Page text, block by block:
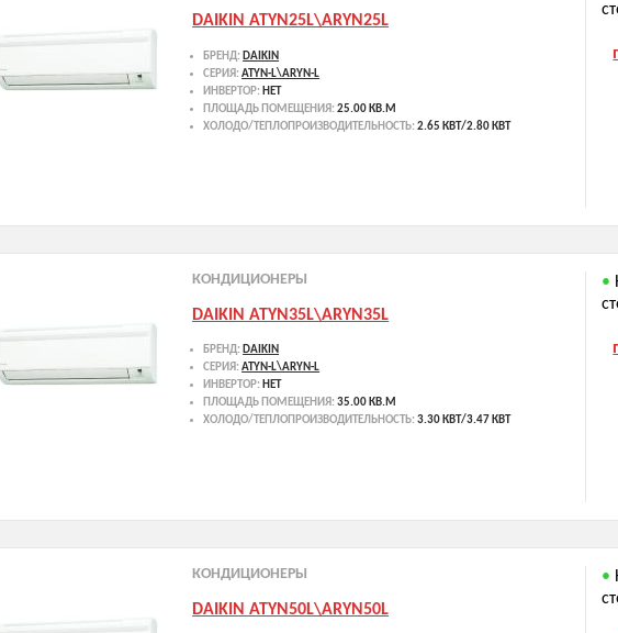
DAIKIN ATYN25L\ARYN25L
БРЕНД: DAIKIN
СЕРИЯ:ATYN-L\ARYN-L
ИНВЕРТОР: НЕТ
ПЛОЩАДЬ ПОМЕЩЕНИЯ:25.00 КВ.М
ХОЛОДО/ТЕПЛОПРОИЗВОДИТЕЛЬНОСТЬ:2.65 КВТ/2.80 КВТ
КОНДИЦИОНЕРЫ
DAIKIN ATYN35L\ARYN35L
БРЕНД:DAIKIN
СЕРИЯ:ATYN-L\ARYN-L
ИНВЕРТОР:НЕТ
ПЛОЩАДЬ ПОМЕЩЕНИЯ:35.00 КВ.М
ХОЛОДО/ТЕПЛОПРОИЗВОДИТЕЛЬНОСТЬ:3.30 КВТ/3.47 КВТ
КОНДИЦИОНЕРЫ
DAIKIN ATYN50L\ARYN50L